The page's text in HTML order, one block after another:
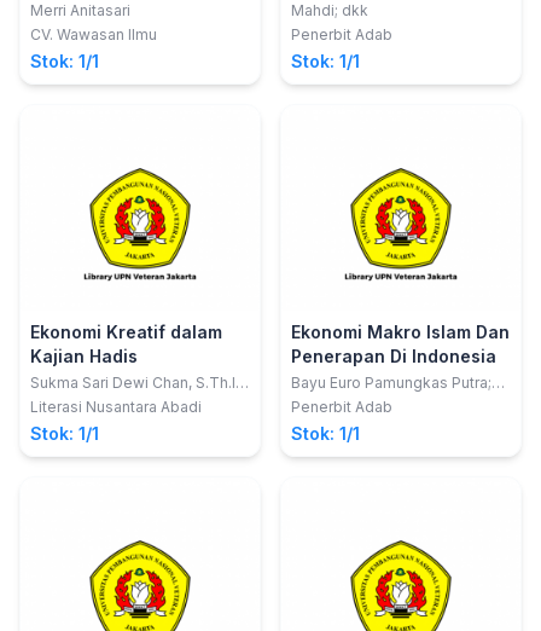
Merri Anitasari
CV. Wawasan Ilmu
Stok: 1/1
Mahdi; dkk
Penerbit Adab
Stok: 1/1
Ekonomi Kreatif dalam
Kajian Hadis
Sukma Sari Dewi Chan, S.Th.I.,
M.Ud.; Misfi Laili Rohmi, M.Si.;
Literasi Nusantara Abadi
Stok: 1/1
Ekonomi Makro Islam Dan
Penerapan Di Indonesia
Bayu Euro Pamungkas Putra;
dkk
Penerbit Adab
Stok: 1/1